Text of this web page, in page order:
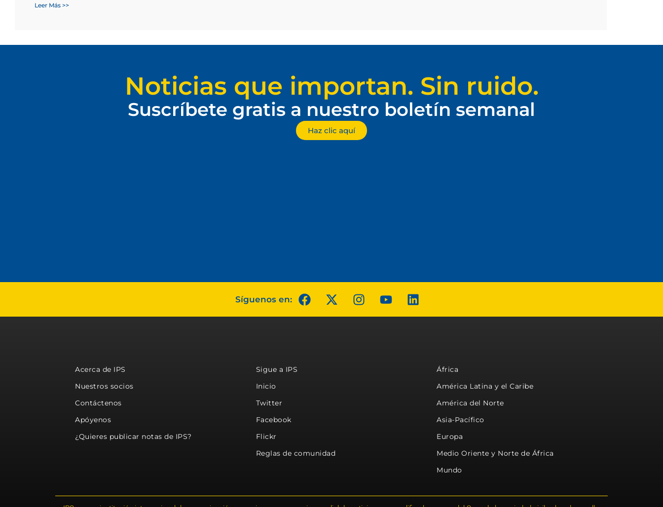
Leer Más >>
Noticias que importan. Sin ruido.
Suscríbete gratis a nuestro boletín semanal
Haz clic aquí
Síguenos en:
Acerca de IPS
Nuestros socios
Contáctenos
Apóyenos
¿Quieres publicar notas de IPS?
Sigue a IPS
Inicio
Twitter
Facebook
Flickr
Reglas de comunidad
África
América Latina y el Caribe
América del Norte
Asia-Pacífico
Europa
Medio Oriente y Norte de África
Mundo